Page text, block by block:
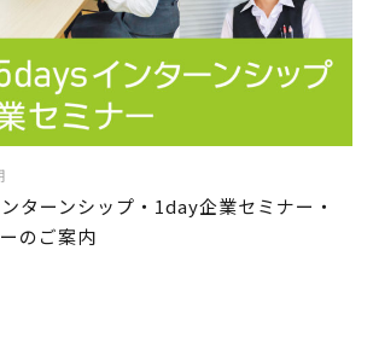
ターンシップ・1day企業セミナー・
のご案内